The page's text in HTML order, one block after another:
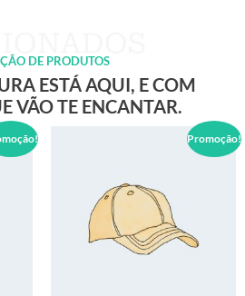
DE PRODUTOS
ESTÁ AQUI, E COM
VÃO TE ENCANTAR.
Promoção!